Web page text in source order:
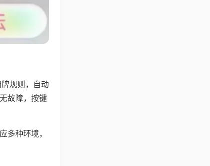
规则，自动
故障，按键
多种环境，